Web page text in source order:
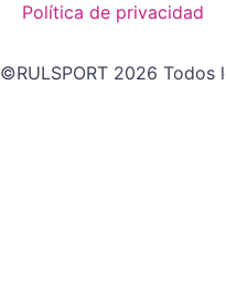
Política de privacidad
©RULSPORT 2026 Todos